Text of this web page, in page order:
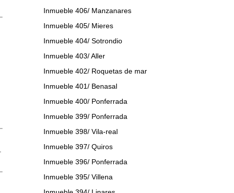
Inmueble 406/ Manzanares
Inmueble 405/ Mieres
Inmueble 404/ Sotrondio
Inmueble 403/ Aller
Inmueble 402/ Roquetas de mar
Inmueble 401/ Benasal
Inmueble 400/ Ponferrada
Inmueble 399/ Ponferrada
Inmueble 398/ Vila-real
Inmueble 397/ Quiros
Inmueble 396/ Ponferrada
Inmueble 395/ Villena